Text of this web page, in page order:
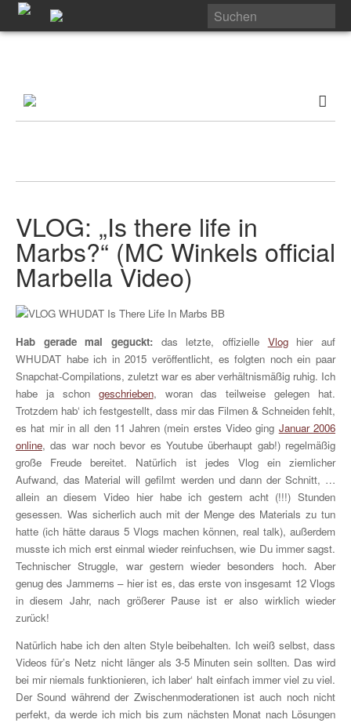
VLOG: „Is there life in
Marbs?“ (MC Winkels official
Marbella Video)
Hab gerade mal geguckt: das letzte, offizielle Vloghier auf
WHUDAT habe ich in 2015 veröffentlicht, es folgten noch ein paar
Snapchat-Compilations, zuletzt war es aber verhältnismäßig ruhig. Ich
habe ja schon geschrieben, woran das teilweise gelegen hat.
Trotzdem hab‘ ich festgestellt, dass mir das Filmen & Schneiden fehlt,
es hat mir in all den 11 Jahren (mein erstes Video ging Januar 2006
online, das war noch bevor es Youtube überhaupt gab!) regelmäßig
große Freude bereitet. Natürlich ist jedes Vlog ein ziemlicher
Aufwand, das Material will gefilmt werden und dann der Schnitt, …
allein an diesem Video hier habe ich gestern acht (!!!) Stunden
gesessen. Was sicherlich auch mit der Menge des Materials zu tun
hatte (ich hätte daraus 5 Vlogs machen können, real talk), außerdem
musste ich mich erst einmal wieder reinfuchsen, wie Du immer sagst.
Technischer Struggle, war gestern wieder besonders hoch. Aber
genug des Jammerns – hier ist es, das erste von insgesamt 12 Vlogs
in diesem Jahr, nach größerer Pause ist er also wirklich wieder
zurück!
Natürlich habe ich den alten Style beibehalten. Ich weiß selbst, dass
Videos für’s Netz nicht länger als 3-5 Minuten sein sollten. Das wird
bei mir niemals funktionieren, ich laber‘ halt einfach immer viel zu viel.
Der Sound während der Zwischenmoderationen ist auch noch nicht
perfekt, da werde ich mich bis zum nächsten Monat nach Lösungen